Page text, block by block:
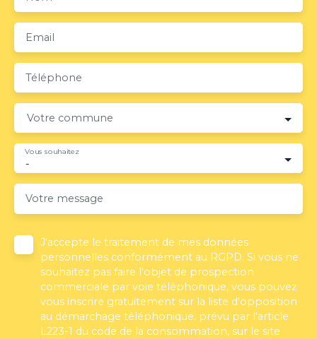
Email
Téléphone
Votre commune
-
Vous souhaitez
Votre message
J'accepte le traitement de mes données
personnelles conformément au RGPD. Si vous ne
souhaitez pas faire l'objet de prospection
commerciale par voie téléphonique, vous pouvez
vous inscrire gratuitement sur la liste d'opposition
au démarchage téléphonique, prévu par l'article
L223-1 du code de la consommation, sur le site